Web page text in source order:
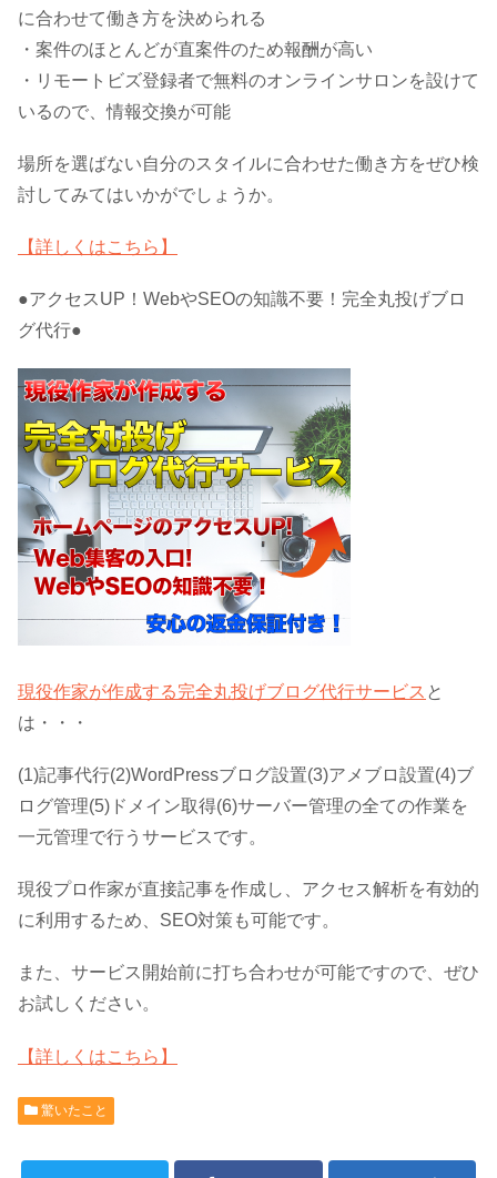
に合わせて働き方を決められる
・案件のほとんどが直案件のため報酬が高い
・リモートビズ登録者で無料のオンラインサロンを設けて
いるので、情報交換が可能
場所を選ばない自分のスタイルに合わせた働き方をぜひ検
討してみてはいかがでしょうか。
【詳しくはこちら】
●アクセスUP！WebやSEOの知識不要！完全丸投げブロ
グ代行●
現役作家が作成する完全丸投げブログ代行サービス と
は・・・
(1)記事代行(2)WordPressブログ設置(3)アメブロ設置(4)ブ
ログ管理(5)ドメイン取得(6)サーバー管理の全ての作業を
一元管理で行うサービスです。
現役プロ作家が直接記事を作成し、アクセス解析を有効的
に利用するため、SEO対策も可能です。
また、サービス開始前に打ち合わせが可能ですので、ぜひ
お試しください。
【詳しくはこちら】
驚いたこと